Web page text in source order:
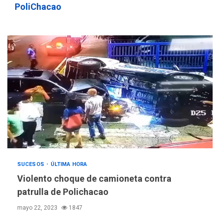
PoliChacao
SUCESOS ÚLTIMA HORA
Violento choque de camioneta contra
patrulla de Polichacao
mayo 22, 2023 1847
ÚLTIMA HORA
Hutíes de Yemen dicen que